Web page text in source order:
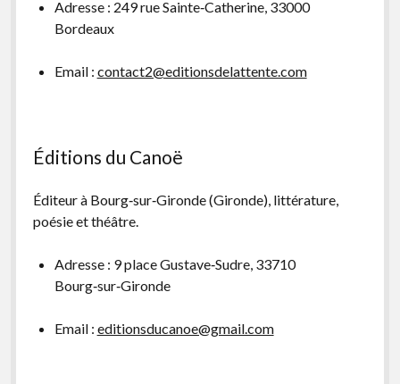
Adresse : 249 rue Sainte‑Catherine, 33000
Bordeaux
Email : contact2@editionsdelattente.com
Éditions du Canoë
Éditeur à Bourg‑sur‑Gironde (Gironde), littérature,
poésie et théâtre.
Adresse : 9 place Gustave‑Sudre, 33710
Bourg‑sur‑Gironde
Email : editionsducanoe@gmail.com